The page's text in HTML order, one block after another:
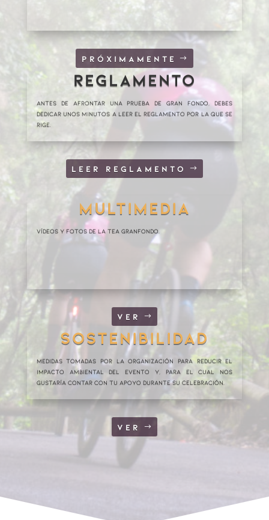
PRÓXIMAMENTE
REGLAMENTO
Antes de afrontar una prueba de Gran Fondo, debes
dedicar unos minutos a leer el reglamento por la que se
rige.
LEER REGLAMENTO
MULTIMEDIA
VÍDEOS Y FOTOS DE LA TEA GRANFONDO.
VER
SOSTENIBILIDAD
Medidas tomadas por la organización para reducir el
impacto ambiental del evento y, para el cual nos
gustaría contar con tu apoyo durante su celebración.
VER